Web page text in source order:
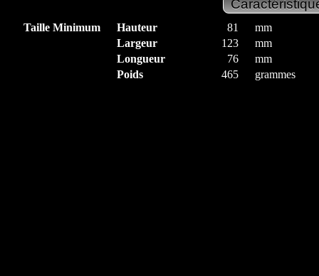
Taille Minimum Hauteur 81
mm
Largeur
123
mm
Longueur
76
mm
Poids
465 grammes